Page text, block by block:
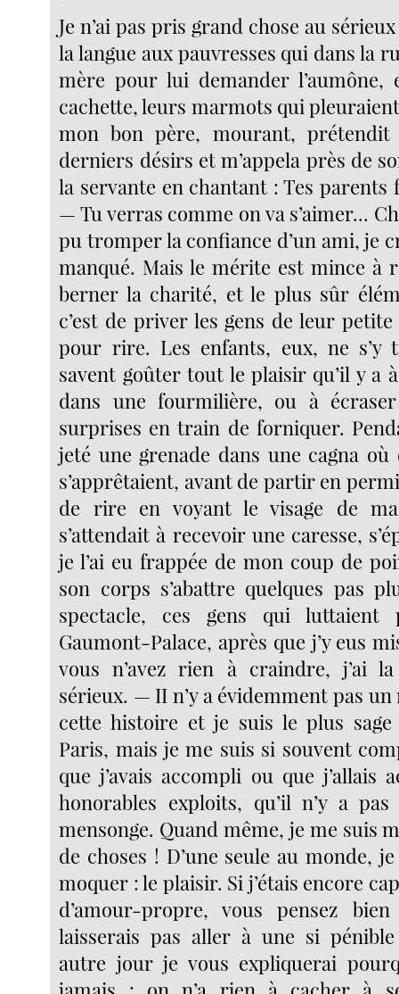
Je n’ai pas pris grand chose au
la langue aux pauvresses qui dans la
mère pour lui demander l’aumône,
cachette, leurs marmots qui
mon bon père, mourant,
derniers désirs et m’appela près de
la servante en chantant : Tes parents
— Tu verras comme on va s’aimer...
pu tromper la confiance d’un ami, je
manqué. Mais le mérite est mince à
berner la charité, et le plus sûr
c’est de priver les gens de leur
pour rire. Les enfants, eux, ne s’y
savent goûter tout le plaisir qu’il y a
dans une fourmilière, ou à
surprises en train de forniquer.
jeté une grenade dans une cagna où
s’apprêtaient, avant de partir en
de rire en voyant le visage de
s’attendait à recevoir une caresse,
je l’ai eu frappée de mon coup de
son corps s’abattre quelques pas
spectacle, ces gens qui
Gaumont-Palace, après que j’y eus
vous n’avez rien à craindre, j’ai la
sérieux. — II n’y a évidemment pas
cette histoire et je suis le plus
Paris, mais je me suis si souvent
que j’avais accompli ou que j’allais
honorables exploits, qu’il n’y a
mensonge. Quand même, je me suis
de choses ! D’une seule au monde,
moquer : le plaisir. Si j’étais encore
d’amour-propre, vous pensez
laisserais pas aller à une si
autre jour je vous expliquerai